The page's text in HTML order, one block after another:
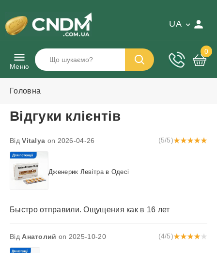
UA
Меню
0
Головна
Відгуки клієнтів
ВідVitalya on 2026-04-26 (5/5)
Дженерик Левітра в Одесі
Быстро отправили. Ощущения как в 16 лет
Від Анатолий on 2025-10-20 (4/5)